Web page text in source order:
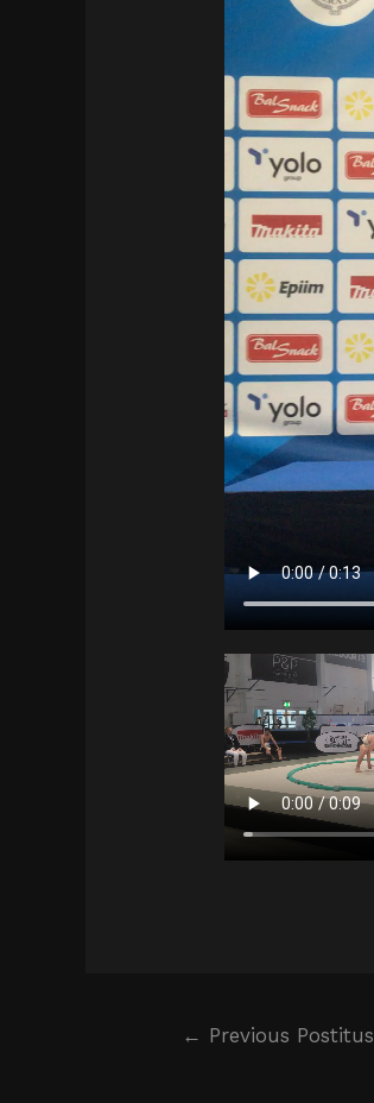
← Previous Postitus